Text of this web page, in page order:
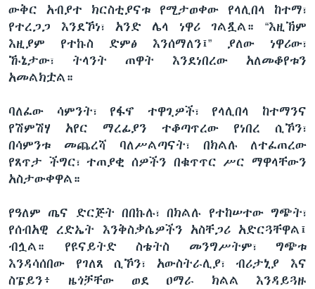
ውቅር አብያተ ክርስቲያናቱ የሚታወቀው የላሊበላ ከተማ፣
የተረጋጋ እንደኾነ፣ አንድ ሌላ ነዋሪ ገልጿል። “እዚኽም
እዚያም የተኩስ ድምፅ እንሰማለን፤” ያለው ነዋሪው፣
ኹኔታው፣ ትላንት ጠዋት እንደነበረው አለመቆየቱን
አመልክቷል።
ባለፈው ሳምንት፣ የፋኖ ተዋጊዎች፣ የላሊበላ ከተማንና
የሽምሽሃ አየር ማረፊያን ተቆጣጥረው የነበረ ሲኾን፣
በሳምንቱ መጨረሻ ባለሥልጣናት፣ በክልሉ ለተፈጠረው
የጸጥታ ችግር፣ ተጠያቂ ሰዎችን በቁጥጥር ሥር ማዋላቸውን
አስታውቀዋል።
የዓለም ጤና ድርጅት በበኩሉ፣ በክልሉ የተከሠተው ግጭት፣
የሰብአዊ ረድኤት እንቅስቃሴዎችን አስቸጋሪ አድርጓቸዋል፤
ብሏል። የዩናይትድ ስቴትስ መንግሥትም፣ ግጭቱ
እንዳሳሰበው የገለጸ ሲኾን፣ አውስትራሊያ፣ ብሪታኒያ እና
ስፔይን፥ ዜጎቻቸው ወደ ዐማራ ክልል እንዳይጓዙ